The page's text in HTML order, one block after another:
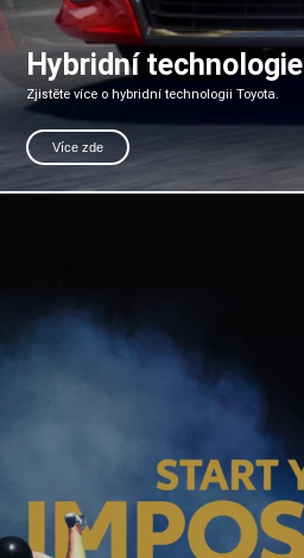
Hybridní technologie
Zjistěte více o hybridní technologii Toyota.
Více zde